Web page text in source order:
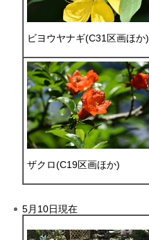
ビヨウヤナギ(C31区画ほか)
ザクロ(C19区画ほか)
5月10日現在